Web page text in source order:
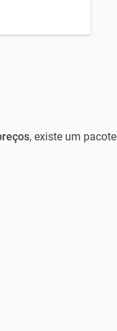
, existe um pacote